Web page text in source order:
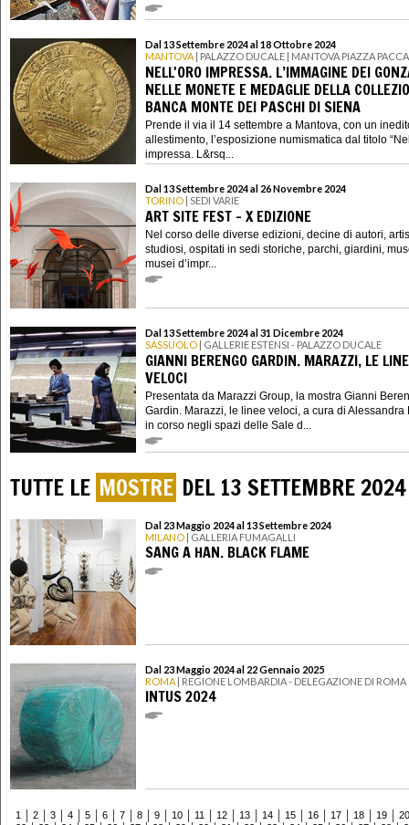
Dal 13 Settembre 2024 al 18 Ottobre 2024
MANTOVA | PALAZZO DUCALE | MANTOVA PIAZZA
NELL'ORO IMPRESSA. L’IMMAGINE DEI
NELLE MONETE E MEDAGLIE DELLA
BANCA MONTE DEI PASCHI DI SIENA
Prende il via il 14 settembre a Mantova, con un
allestimento, l’esposizione numismatica dal titolo
impressa. L&rsq...
Dal 13 Settembre 2024 al 26 Novembre 2024
TORINO | SEDI VARIE
ART SITE FEST - X EDIZIONE
Nel corso delle diverse edizioni, decine di autori,
studiosi, ospitati in sedi storiche, parchi, giardini,
musei d’impr...
Dal 13 Settembre 2024 al 31 Dicembre 2024
SASSUOLO | GALLERIE ESTENSI - PALAZZO DUCALE
GIANNI BERENGO GARDIN. MARAZZI, LE
VELOCI
Presentata da Marazzi Group, la mostra Gianni
Gardin. Marazzi, le linee veloci, a cura di Alessandra
in corso negli spazi delle Sale d...
TUTTE LE MOSTRE DEL 13 SETTEMBRE 2024
Dal 23 Maggio 2024 al 13 Settembre 2024
MILANO | GALLERIA FUMAGALLI
SANG A HAN. BLACK FLAME
Dal 23 Maggio 2024 al 22 Gennaio 2025
ROMA | REGIONE LOMBARDIA - DELEGAZIONE DI ROMA
INTUS 2024
1 2 3 4 5 6 7 8 9 10 11 12 13 14 15 16 17 18 19
20